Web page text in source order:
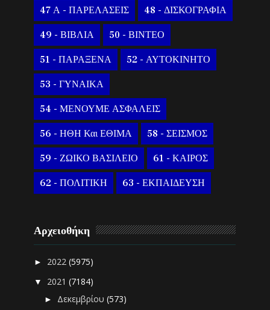
47 Α - ΠΑΡΕΛΑΣΕΙΣ 48 - ΔΙΣΚΟΓΡΑΦΙΑ
49 - ΒΙΒΛΙΑ 50 - ΒΙΝΤΕΟ
51 - ΠΑΡΑΞΕΝΑ 52 - ΑΥΤΟΚΙΝΗΤΟ
53 - ΓΥΝΑΙΚΑ
54 - ΜΕΝΟΥΜΕ ΑΣΦΑΛΕΙΣ
56 - ΗΘΗ Και ΕΘΙΜΑ 58 - ΣΕΙΣΜΟΣ
59 - ΖΩΙΚΟ ΒΑΣΙΛΕΙΟ 61 - ΚΑΙΡΟΣ
62 - ΠΟΛΙΤΙΚΗ 63 - ΕΚΠΑΙΔΕΥΣΗ
Αρχειοθήκη
► 2022(5975)
▼ 2021(7184)
► Δεκεμβρίου(573)